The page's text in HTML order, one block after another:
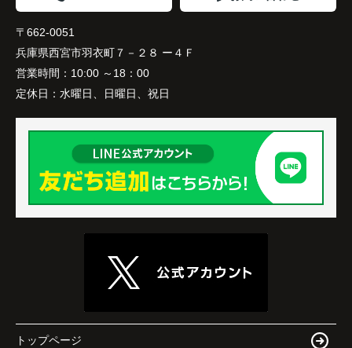
〒662-0051
兵庫県西宮市羽衣町７－２８ ー４Ｆ
営業時間： 10:00 ～18：00
定休日： 水曜日、日曜日、祝日
トップページ